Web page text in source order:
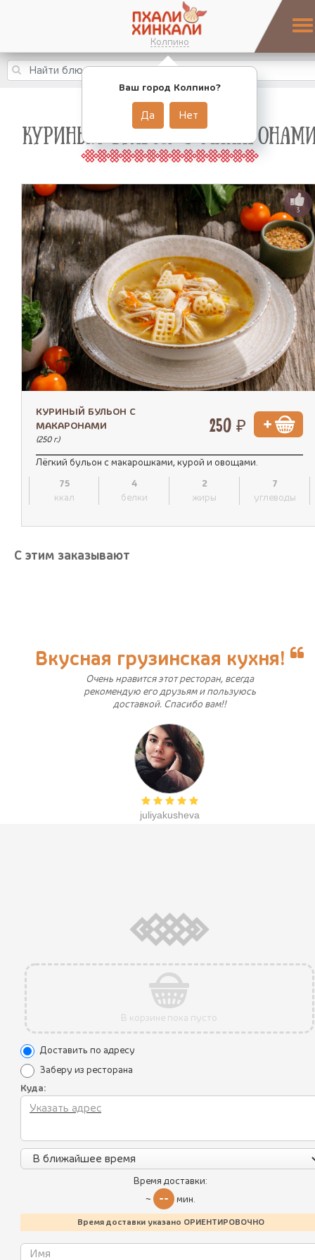
Колпино
Ваш город Колпино?
Да Нет
Все блюда
Лисички
Батумский стрит-фуд
Хинкали
КУРИНЫЙ БУЛЬОН С
3
КУРИНЫЙ БУЛЬОН С
МАКАРОНАМИ
(250 г.)
250 ₽
Лёгкий бульон с макарошками, курой и овощами.
75
ккал
4
белки
2
жиры
7
углеводы
С этим заказывают
Вкусная грузинская кухня!
Очень нравится этот ресторан, всегда
рекомендую его друзьям и пользуюсь
доставкой. Спасибо вам!!
juliyakusheva
В корзине пока пусто
Доставить по адресу
Заберу из ресторана
Куда:
Время доставки:
~ -- мин.
Время доставки указано ОРИЕНТИРОВОЧНО
Уникальные преимущества
Политика конфиденциальности
Контакты
Калорийность блюд
Работаем:
11:00 - 22:00 пн-вс